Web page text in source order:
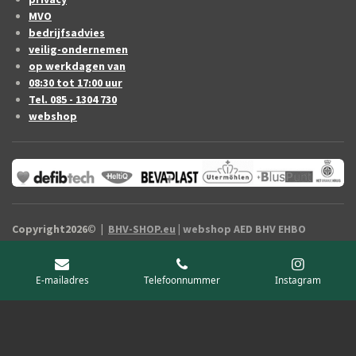
MVO
bedrijfsadvies
veilig-ondernemen
op werkdagen van
08:30 tot 17:00 uur
Tel. 085 - 1304 730
webshop
Copyright2026© | BHV-SHOP.eu | webshop AED BHV EHBO
artikelen Drenthe / vermelde prijzen zijn exclusief B.T.W.
E-mailadres Telefoonnummer Instagram